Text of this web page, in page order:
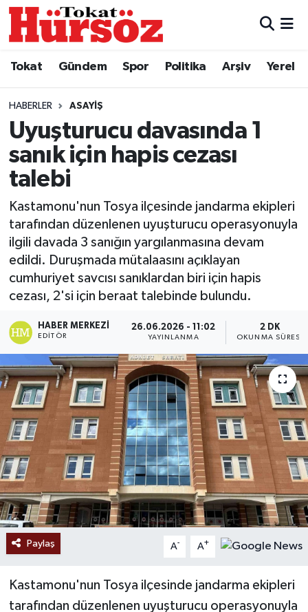
Tokat Gündem Spor Politika Arşiv Yerel
HABERLER ASAYIŞ
Uyuşturucu davasında 1
sanık için hapis cezası
talebi
Kastamonu'nun Tosya ilçesinde jandarma ekipleri
tarafından düzenlenen uyuşturucu operasyonuyla
ilgili davada 3 sanığın yargılanmasına devam
edildi. Duruşmada mütalaasını açıklayan
cumhuriyet savcısı sanıklardan biri için hapis
cezası, 2'si için beraat talebinde bulundu.
HABER MERKEZI
EDITÖR
26.06.2026 - 11:02
YAYINLANMA
2 DK
OKUNMA SÜRESI
Paylaş A- A+
Kastamonu'nun Tosya ilçesinde jandarma ekipleri
tarafından düzenlenen uyuşturucu operasyonuyla
Türkiye Gündemi
Gündem
Asayiş
Politika
Tokat Spor
Eğitim
Ekonomi
Sağlık
Tokat Haber
Hava Durumu
Tokat Namaz Vakitleri
Trafik Durumu
Tüm Manşetler
Son Dakika Haberleri
Haber Arşivi